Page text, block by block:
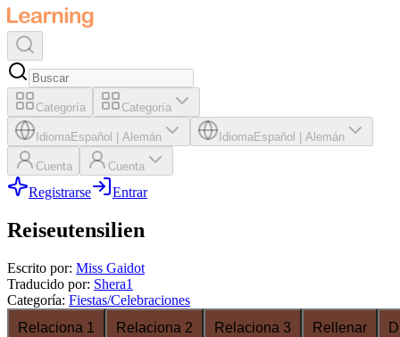
Categoría Categoría
IdiomaEspañol Alemán IdiomaEspañol Alemán
Cuenta Cuenta
Registrarse Entrar
Reiseutensilien
Escrito por: Miss Gaidot
Traducido por: Shera1
Categoría: Fiestas/Celebraciones
Relaciona 1
Relaciona 2 Relaciona 3 Rellenar